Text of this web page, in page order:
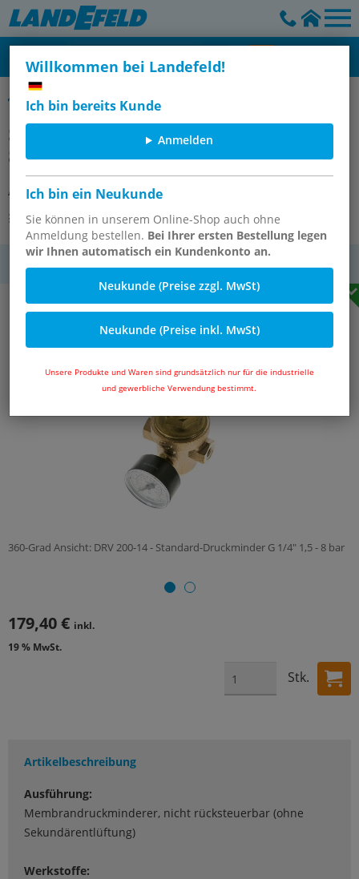
Willkommen bei Landefeld!
Ich bin bereits Kunde
Anmelden
Ich bin ein Neukunde
Sie können in unserem Online-Shop auch ohne
Anmeldung bestellen. Bei Ihrer ersten Bestellung legen
wir Ihnen automatisch ein Kundenkonto an.
Neukunde (Preise zzgl. MwSt)
Neukunde (Preise inkl. MwSt)
Unsere Produkte und Waren sind grundsätzlich nur für die industrielle
und gewerbliche Verwendung bestimmt.
Druckminderer für Gase & Flüssigkeiten, bis 40 bar
Standard-Druckminder G 1/4" 1,5 -
8 bar
Artikelnummer: DRV 200-14
Andere Varianten des Artikels
MwSt.
360-Grad Ansicht: DRV 200-14 - Standard-Druckminder G 1/4" 1,5 - 8 bar
179,40 € inkl.
19 % MwSt.
Stk.
Artikelbeschreibung
Ausführung:
Membrandruckminderer, nicht rücksteuerbar (ohne
Sekundärentlüftung)
Werkstoffe: